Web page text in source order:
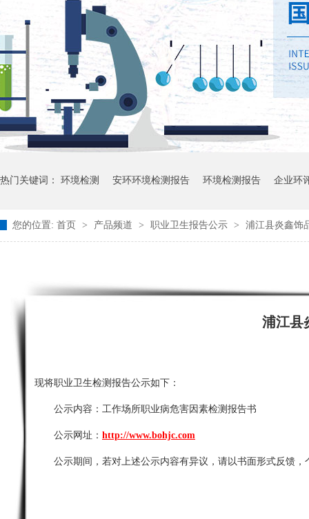
热门关键词： 环境检测 安环环境检测报告 环境检测报告 企业环
您的位置: 首页 > 产品频道 > 职业卫生报告公示 > 浦江县炎鑫饰
浦江县
现将职业卫生检测报告公示如下：
公示内容： 工作场所职业病危害因素检测报告书
公示网址： http://www.bohjc.com
公示期间，若对上述公示内容有异议，请以书面形式反馈，